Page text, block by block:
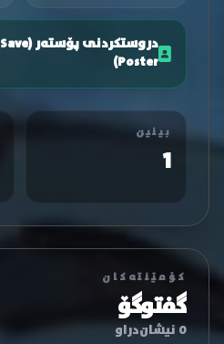
دروستکردنی پۆستەر (Save
Poster)
بینین
1
کۆمێنتەکان
گفتوگۆ
0 نیشان‌دراو